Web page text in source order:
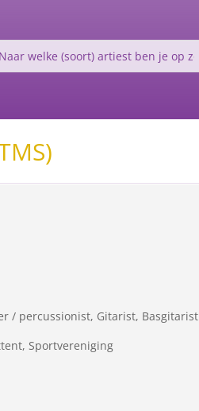
/ percussionist, Gitarist, Basgitarist
Sportvereniging